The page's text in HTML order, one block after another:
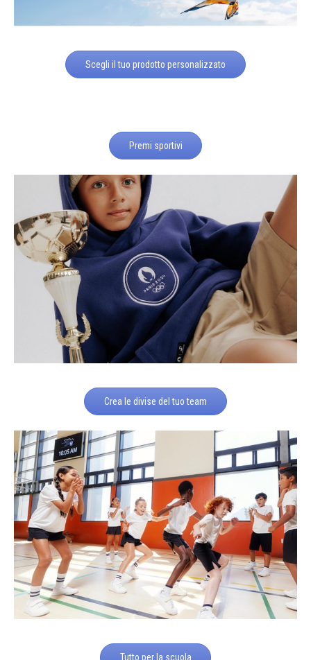
Scegli il tuo prodotto personalizzato
Premi sportivi
Crea le divise del tuo team
Tutto per la scuola